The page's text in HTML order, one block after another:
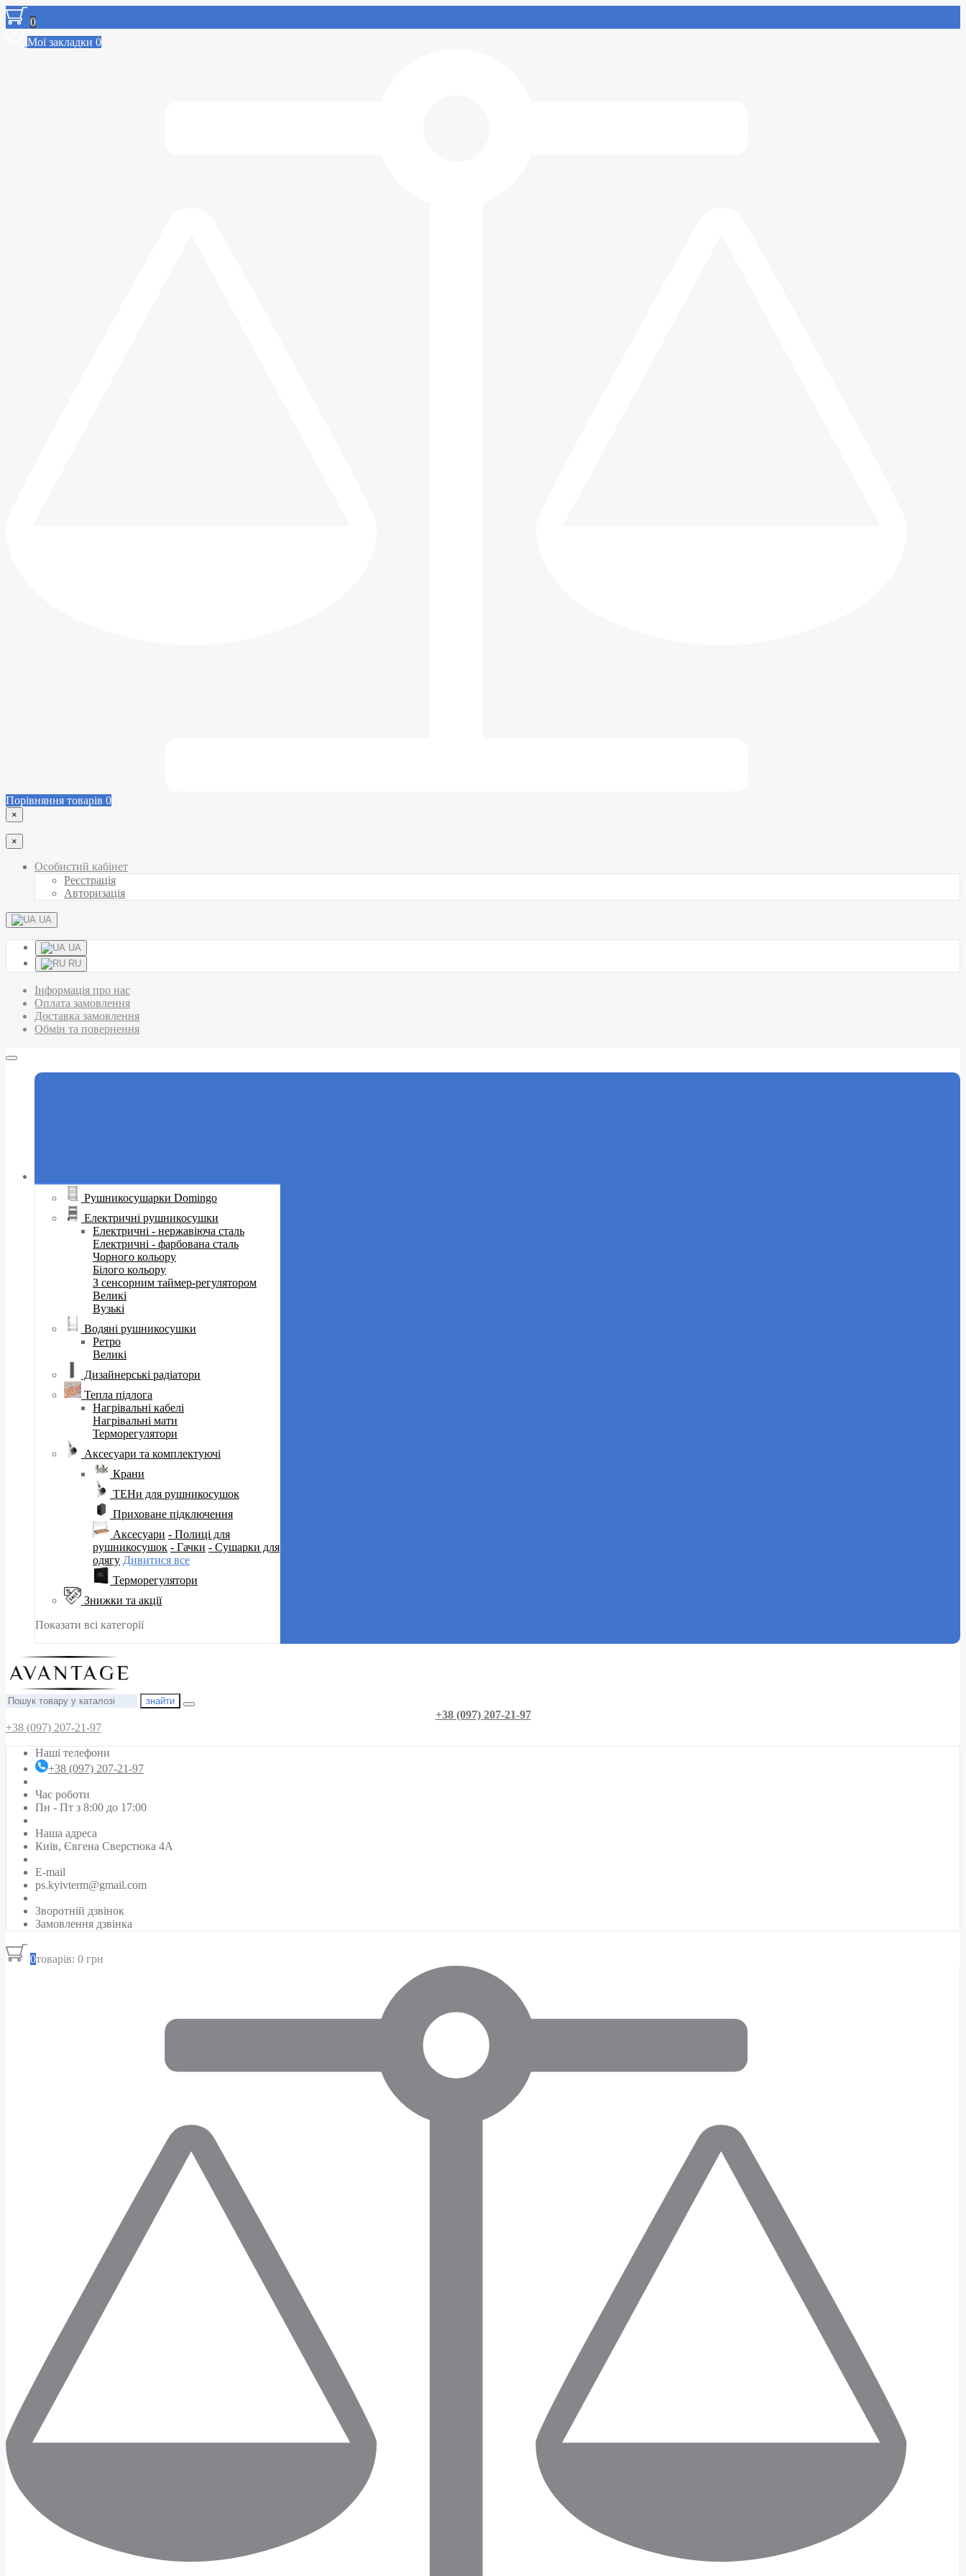
0
Мої закладки 0
Порівняння товарів 0
×
×
Особистий кабінет
Реєстрація
Авторизація
UA
UA
RU
Інформація про нас
Оплата замовлення
Доставка замовлення
Обмін та повернення
Рушникосушарки Domingo
Електричні рушникосушки
Електричні - нержавіюча сталь
Електричні - фарбована сталь
Чорного кольору
Білого кольору
З сенсорним таймер-регулятором
Великі
Вузькі
Водяні рушникосушки
Ретро
Великі
Дизайнерські радіатори
Тепла підлога
Нагрівальні кабелі
Нагрівальні мати
Терморегулятори
Аксесуари та комплектуючі
Крани
ТЕНи для рушникосушок
Приховане підключення
Аксесуари - Полиці для
рушникосушок - Гачки - Сушарки для
одягу Дивитися все
Терморегулятори
Знижки та акції
Показати всі категорії
знайти
+38 (097) 207-21-97
+38 (097) 207-21-97
Наші телефони
+38 (097) 207-21-97
Час роботи
Пн - Пт з 8:00 до 17:00
Наша адреса
Київ, Євгена Сверстюка 4А
E-mail
ps.kyivterm@gmail.com
Зворотній дзвінок
Замовлення дзвінка
0товарів: 0 грн